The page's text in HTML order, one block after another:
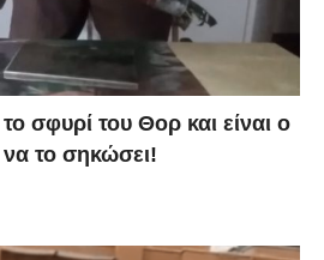
σφυρί του Θορ και είναι ο
το σηκώσει!